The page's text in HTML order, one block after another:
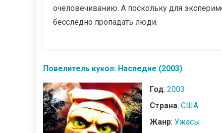
очеловечиванию. А поскольку для
бесследно пропадать люди.
Повелитель кукол: Наследие (2003)
Год: 2003
Страна: США
Жанр: Ужасы